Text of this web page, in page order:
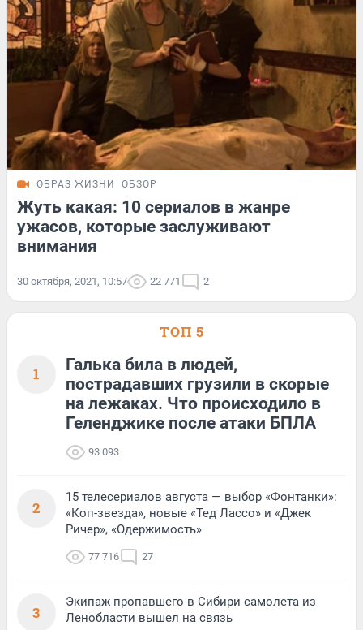
ОБРАЗ ЖИЗНИ ОБЗОР
Жуть какая: 10 сериалов в жанре
ужасов, которые заслуживают
внимания
30 октября, 2021, 10:57 22 771 2
ТОП 5
1
Галька била в людей,
пострадавших грузили в скорые
на лежаках. Что происходило в
Геленджике после атаки БПЛА
93 093
2
15 телесериалов августа — выбор «Фонтанки»:
«Коп-звезда», новые «Тед Лассо» и «Джек
Ричер», «Одержимость»
77 716 27
3
Экипаж пропавшего в Сибири самолета из
Ленобласти вышел на связь